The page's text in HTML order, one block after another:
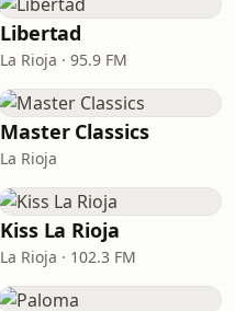
Libertad
La Rioja · 95.9 FM
Master Classics
La Rioja
Kiss La Rioja
La Rioja · 102.3 FM